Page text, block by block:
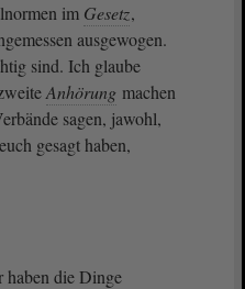
im Gesetz,
ausgewogen.
sind. Ich glaube
Anhörung machen
sagen, jawohl,
gesagt haben,
haben die Dinge